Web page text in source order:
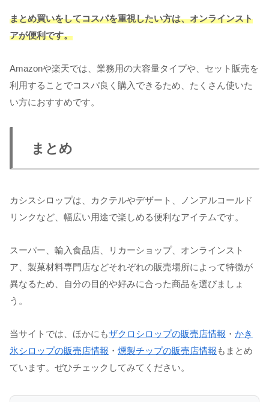
まとめ買いをしてコスパを重視したい方は、オンラインスト
アが便利です。
Amazonや楽天では、業務用の大容量タイプや、セット販売を
利用することでコスパ良く購入できるため、たくさん使いた
い方におすすめです。
まとめ
カシスシロップは、カクテルやデザート、ノンアルコールド
リンクなど、幅広い用途で楽しめる便利なアイテムです。
スーパー、輸入食品店、リカーショップ、オンラインスト
ア、製菓材料専門店などそれぞれの販売場所によって特徴が
異なるため、自分の目的や好みに合った商品を選びましょ
う。
当サイトでは、ほかにもザクロシロップの販売店情報 ・ かき
氷シロップの販売店情報 ・ 燻製チップの販売店情報 もまとめ
ています。ぜひチェックしてみてください。